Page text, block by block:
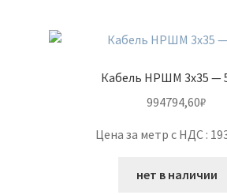
Кабель НРШМ 3х35 —
994794,60₽
Цена за метр с НДС :
нет в наличии